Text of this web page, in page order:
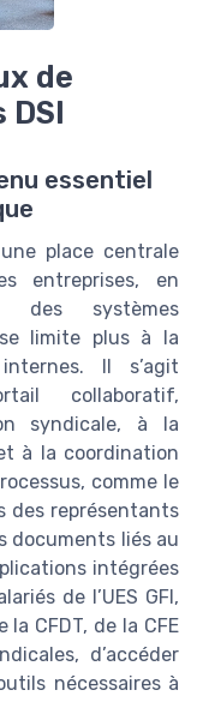
de
DSI
essentiel
une place centrale
entreprises, en
des systèmes
limite plus à la
Il s’agit
collaboratif,
syndicale, à la
à la coordination
comme le
des représentants
documents liés au
intégrées
de l’UES GFI,
CFDT, de la CFE
d’accéder
nécessaires à